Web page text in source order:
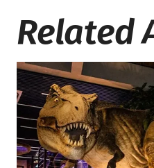
Related